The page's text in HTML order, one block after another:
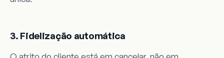
3. Fidelização automática